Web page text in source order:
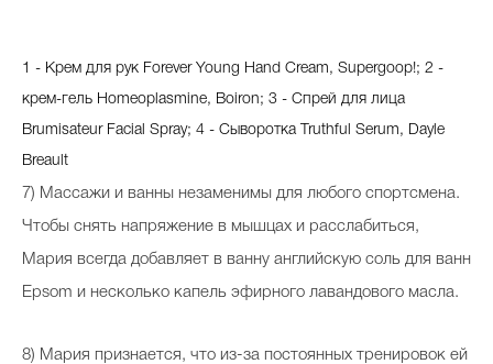
1 - Крем для рук Forever Young Hand Cream, Supergoop!; 2 -
крем-гель Homeoplasmine, Boiron; 3 - Спрей для лица
Brumisateur Facial Spray; 4 - Сыворотка Truthful Serum, Dayle
Breault
7) Массажи и ванны незаменимы для любого спортсмена.
Чтобы снять напряжение в мышцах и расслабиться,
Мария всегда добавляет в ванну английскую соль для ванн
Epsom и несколько капель эфирного лавандового масла.
8) Мария признается, что из-за постоянных тренировок ей